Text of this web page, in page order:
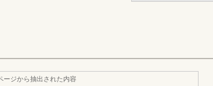
ージから抽出された内容